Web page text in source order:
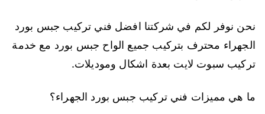
نحن نوفر لكم في شركتنا افضل فني تركيب جبس بورد
الجهراء محترف بتركيب جميع الواح جبس بورد مع خدمة
تركيب سبوت لايت بعدة اشكال وموديلات.
ما هي مميزات فني تركيب جبس بورد الجهراء؟